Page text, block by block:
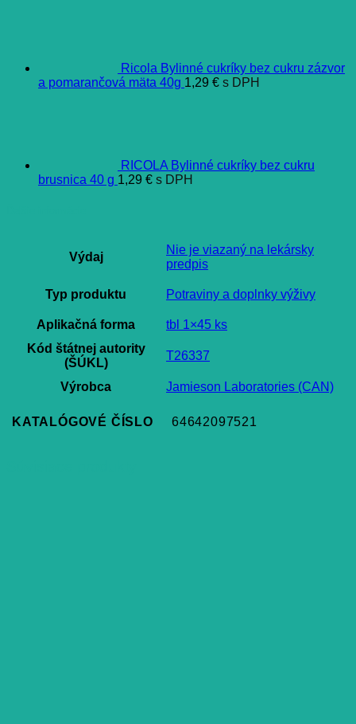
Ricola Bylinné cukríky bez cukru zázvor
a pomarančová mäta 40g 1,29 € s DPH
RICOLA Bylinné cukríky bez cukru
brusnica 40 g 1,29 € s DPH
Výdaj
Nie je viazaný na lekársky
predpis
Typ produktu Potraviny a doplnky výživy
Aplikačná forma
tbl 1×45 ks
Kód štátnej autority
(ŠÚKL)
T26337
Výrobca Jamieson Laboratories (CAN)
KATALÓGOVÉ ČÍSLO 64642097521